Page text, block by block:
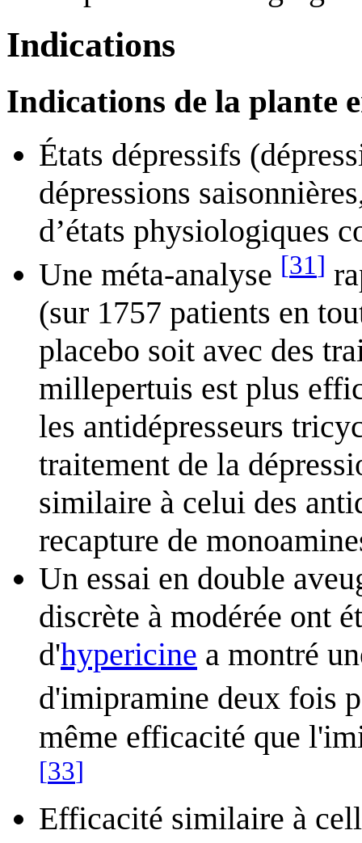
Indications
Indications de la plante
États dépressifs
dépressions
d’états physiologiques
Une méta-analyse [31]
(sur 1757 patients en
placebo soit avec des
millepertuis est plus
les antidépresseurs
traitement de la
similaire à celui des
recapture de
Un essai en double
discrète à modérée ont
d'hypericine a montré
d'imipramine deux fois
même efficacité que
[33]
Efficacité similaire à